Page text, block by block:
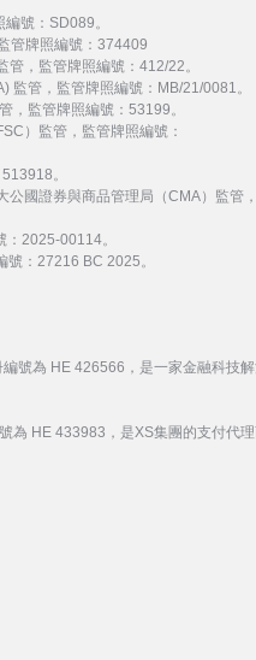
號：SD089。
管牌照編號：374409
，監管牌照編號：412/22。
監管，監管牌照編號：MB/21/0081。
，監管牌照編號：53199。
）監管，監管牌照編號：
。
國證券與商品管理局（CMA）監管，
2025-00114。
：27216 BC 2025。
號為 HE 426566，是一家金融科技
為 HE 433983，是XS集團的支付代